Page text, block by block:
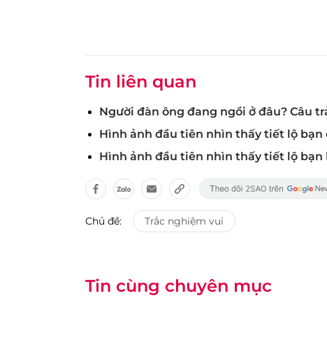
Tin liên quan
Người đàn ông đang ngồi ở đâu? Câu
Hình ảnh đầu tiên nhìn thấy tiết lộ bạn
Hình ảnh đầu tiên nhìn thấy tiết lộ
Chủ đề: Trắc nghiệm vui
Tin cùng chuyên mục